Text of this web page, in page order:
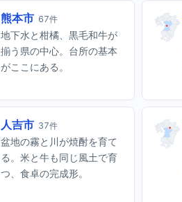
熊本市 67件
地下水と柑橘、黒毛和牛が
揃う県の中心。台所の基本
がここにある。
人吉市 37件
盆地の霧と川が焼酎を育て
る。米と牛も同じ風土で育
つ、食卓の完成形。